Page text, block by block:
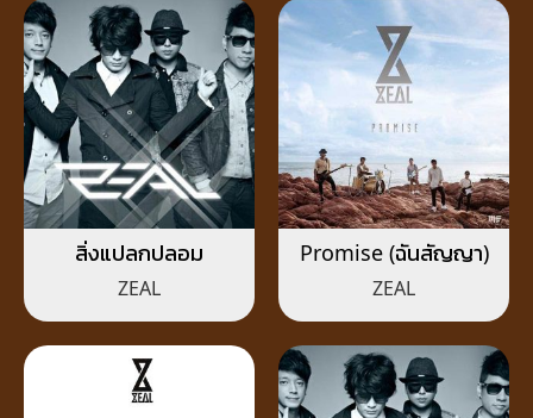
สิ่งแปลกปลอม
ZEAL
Promise (ฉันสัญญา)
ZEAL